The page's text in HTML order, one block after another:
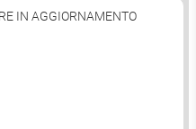
IN AGGIORNAMENTO